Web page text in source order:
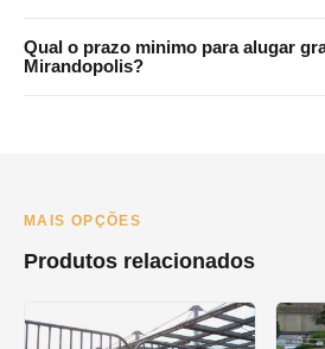
Diadema e Maua. Consulte
Qual o prazo minimo para alugar
Mirandopolis?
MAIS OPÇÕES
Produtos relacionados